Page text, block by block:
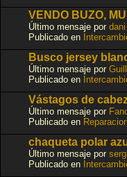
VENDO BUZO,
Último mensaje por dani
Publicado en
Busco jersey
Último mensaje por
Publicado en
Vástagos de
Último mensaje por
Publicado en
chaqueta polar
Último mensaje por
Publicado en